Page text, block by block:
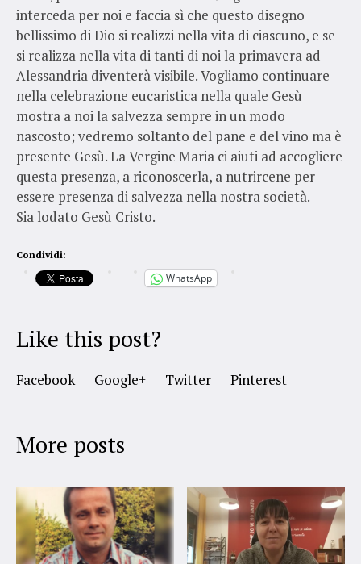
interceda per noi e faccia sì che questo disegno
bellissimo di Dio si realizzi nella vita di ciascuno, e se
si realizza nella vita di tanti di noi la primavera ad
Alessandria diventerà visibile. Vogliamo continuare
nella celebrazione eucaristica nella quale Gesù
mostra a noi la salvezza sempre in un modo
nascosto; vedremo soltanto del pane e del vino ma è
presente Gesù. La Vergine Maria ci aiuti ad accogliere
questa presenza, a riconoscerla, a nutrircene per
essere presenza di salvezza nella nostra società.
Sia lodato Gesù Cristo.
Condividi:
WhatsApp
Like this post?
Facebook Google+ Twitter Pinterest
More posts